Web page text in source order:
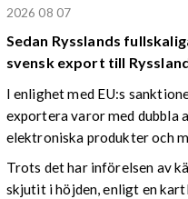
2026 08 07
Sedan Rysslands
svensk export till
I enlighet med EU:s
exportera varor med dubbla
elektroniska produkter och
Trots det har införelsen av
skjutit i höjden, enligt en